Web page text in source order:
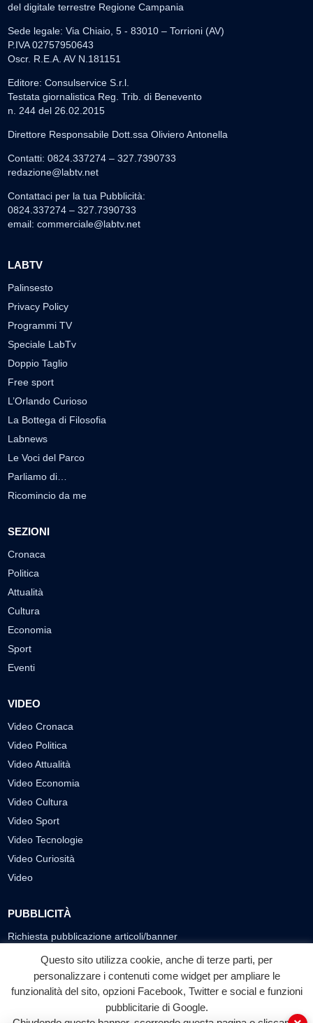
del digitale terrestre Regione Campania
Sede legale: Via Chiaio, 5 - 83010 – Torrioni (AV)
P.IVA 02757950643
Oscr. R.E.A. AV N.181151
Editore: Consulservice S.r.l.
Testata giornalistica Reg. Trib. di Benevento
n. 244 del 26.02.2015
Direttore Responsabile Dott.ssa Oliviero Antonella
Contatti: 0824.337274 – 327.7390733
redazione@labtv.net
Contattaci per la tua Pubblicità:
0824.337274 – 327.7390733
email: commerciale@labtv.net
LABTV
Palinsesto
Privacy Policy
Programmi TV
Speciale LabTv
Doppio Taglio
Free sport
L’Orlando Curioso
La Bottega di Filosofia
Labnews
Le Voci del Parco
Parliamo di…
Ricomincio da me
SEZIONI
Cronaca
Politica
Attualità
Cultura
Economia
Sport
Eventi
VIDEO
Video Cronaca
Video Politica
Video Attualità
Video Economia
Video Cultura
Video Sport
Video Tecnologie
Video Curiosità
Video
PUBBLICITÀ
Richiesta pubblicazione articoli/banner
SEGUICI SUI SOCIAL
f
Facebook
◎ ▶
YouTube
Questo sito utilizza cookie, anche di terze parti, per
personalizzare i contenuti come widget per ampliare le
funzionalità del sito, opzioni Facebook, Twitter e social e funzioni
pubblicitarie di Google.